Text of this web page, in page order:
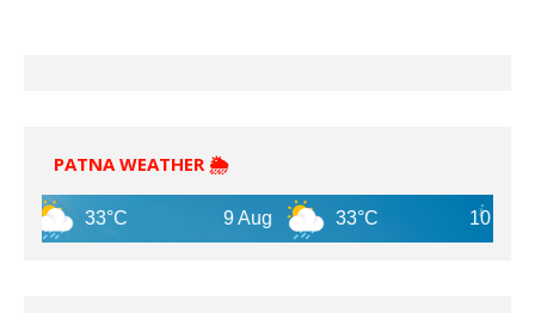
PATNA WEATHER 🌦️
33°C 9 Aug 33°C 10 Aug